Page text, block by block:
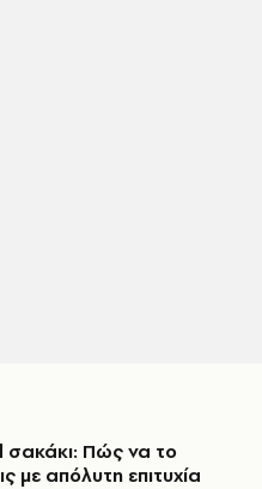
σακάκι: Πώς να το
με απόλυτη επιτυχία